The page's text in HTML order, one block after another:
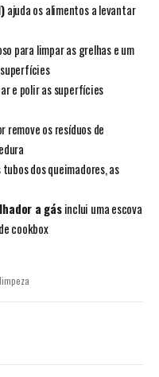
ajuda os alimentos a levantar
para limpar as grelhas e um
e polir as superfícies
os resíduos de
dos queimadores, as
a gásinclui uma escova
cookbox